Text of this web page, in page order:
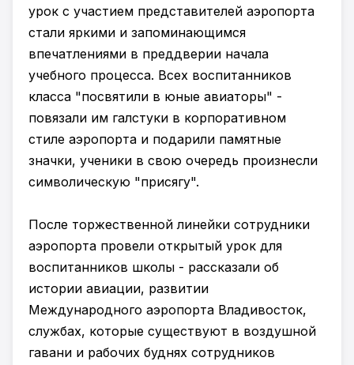
урок с участием представителей аэропорта
стали яркими и запоминающимся
впечатлениями в преддверии начала
учебного процесса. Всех воспитанников
класса "посвятили в юные авиаторы" -
повязали им галстуки в корпоративном
стиле аэропорта и подарили памятные
значки, ученики в свою очередь произнесли
символическую "присягу".
После торжественной линейки сотрудники
аэропорта провели открытый урок для
воспитанников школы - рассказали об
истории авиации, развитии
Международного аэропорта Владивосток,
службах, которые существуют в воздушной
гавани и рабочих буднях сотрудников